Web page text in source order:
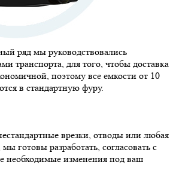
ряд мы руководствовались
транспорта, для того, чтобы доставка
поэтому все емкости от 10
в стандартную фуру.
врезки, отводы или любая
готовы разработать, согласовать с
необходимые изменения под ваш